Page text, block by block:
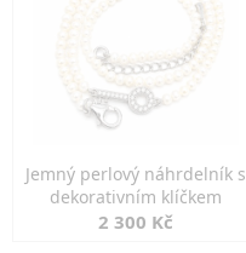
Jemný perlový náhrdelník s
dekorativním klíčkem
2 300 Kč